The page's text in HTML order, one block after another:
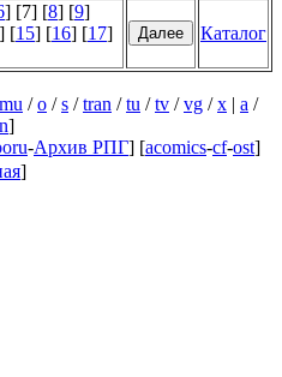
] [7] [8] [9]
] [15] [16] [17]
Каталог
mu /o /s /tran /tu /tv /vg /x | a /
]
-Архив РПГ] [acomics-cf-ost]
]